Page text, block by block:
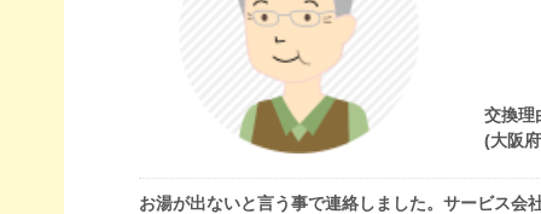
交換理
(大阪
お湯が出ないと言う事で連絡しました。サービス会